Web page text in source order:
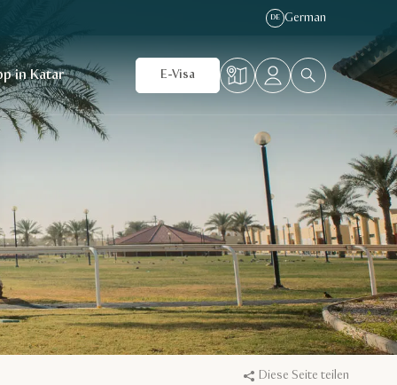
DE German
in Katar E-Visa
Diese Seite teilen